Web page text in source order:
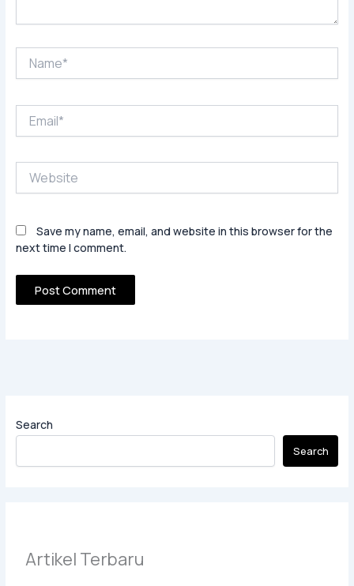
Search
Search
Artikel Terbaru
Save my name, email, and website in this browser for the
next time I comment.